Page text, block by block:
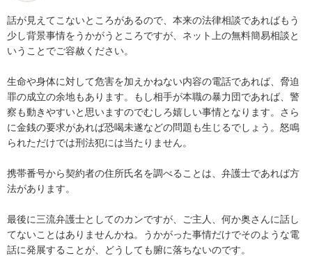
話が見えてこないところがあるので、本来の法律相談であればもう
少し背景事情をうかがうところですが、ネット上の無料簡易相談と
いうことでご容赦ください。
生命や身体に対して危害を加えかねない内容の電話であれば、脅迫
罪の成立の余地もあります。もし相手が本職の暴力団であれば、警
察も動きやすいと思いますのでむしろ嬉しい事情となります。さら
に金銭の要求があれば恐喝未遂などの問題も生じるでしょう。怒鳴
られただけでは刑法犯には当たりません。
携帯番号から契約者の住所氏名を調べることは、弁護士であれば方
法があります。
最後に三流弁護士としてのカンですが、ご主人、何か奥さんに話し
てないことはありませんかね。うかがった事情だけでそのような電
話に発展することが、どうしても腑に落ちないのです。